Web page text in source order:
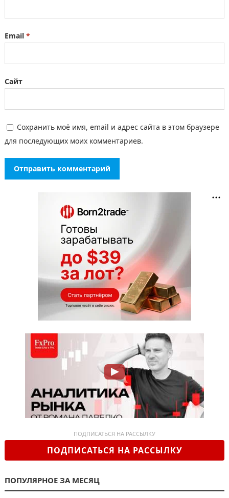
Email *
Сайт
Сохранить моё имя, email и адрес сайта в этом браузере
для последующих моих комментариев.
ПОДПИСАТЬСЯ НА РАССЫЛКУ
ПОДПИСАТЬСЯ НА РАССЫЛКУ
ПОПУЛЯРНОЕ ЗА МЕСЯЦ